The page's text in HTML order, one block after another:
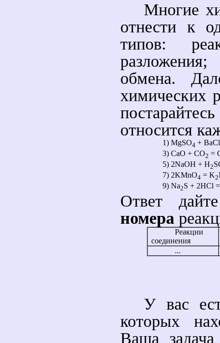
Многие
отнести к
типов:
обмена.
химических
относится
1) MgSO4 + BaCl
3) CaO + CO2 =
5) 2NaOH + H2
7) 2KMnO4 = K2
9) Na2S + 2HCl
Ответ
номера
Реакции
соединения
...
У вас
которых
Ваша